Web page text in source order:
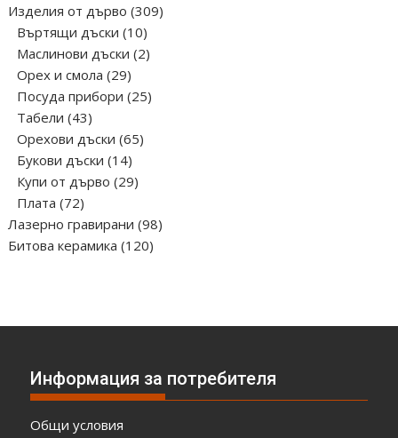
Изделия от дърво 309309
Въртящи дъски 1010
продукта
Маслинови дъски 22
Орех и смола 2929
продукта
Посуда прибори 2525
Табели 4343
продукта
Орехови дъски 6565
Букови дъски 1414
продукта
Купи от дърво 2929
Плата 7272
продукта
Лазерно гравирани 9898
Битова керамика 120120
Информация за потребителя
Общи условия